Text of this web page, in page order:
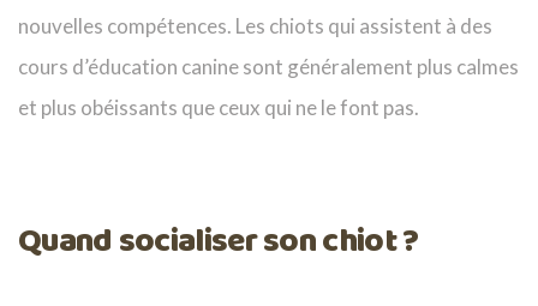
nouvelles compétences. Les chiots qui assistent à des
cours d’éducation canine sont généralement plus calmes
et plus obéissants que ceux qui ne le font pas.
Quand socialiser son chiot ?